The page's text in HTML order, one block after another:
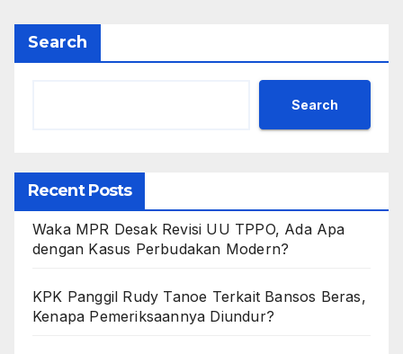
Search
Search
Recent Posts
Waka MPR Desak Revisi UU TPPO, Ada Apa
dengan Kasus Perbudakan Modern?
KPK Panggil Rudy Tanoe Terkait Bansos Beras,
Kenapa Pemeriksaannya Diundur?